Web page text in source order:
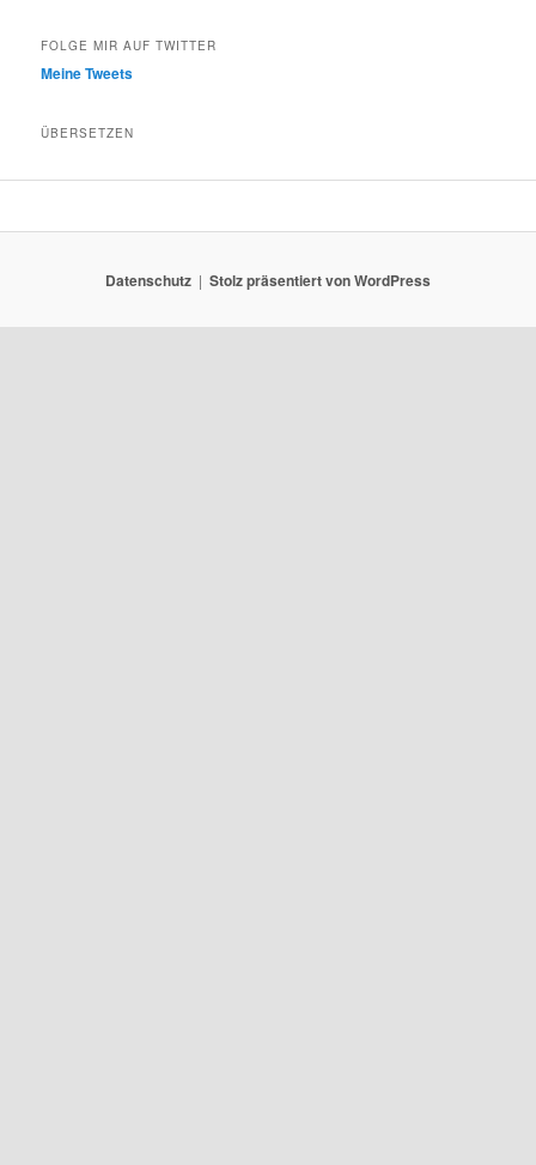
FOLGE MIR AUF TWITTER
Meine Tweets
ÜBERSETZEN
Datenschutz Stolz präsentiert von WordPress